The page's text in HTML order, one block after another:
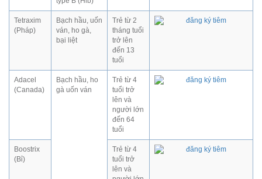
Tetraxim
(Pháp)
Bạch hầu, uốn
ván, ho gà,
bại liệt
Trẻ từ 2
tháng tuổi
trở lên
đến 13
tuổi
Adacel
(Canada)
Bạch hầu, ho
gà uốn ván
Trẻ từ 4
tuổi trở
lên và
người lớn
đến 64
tuổi
Boostrix
(Bỉ)
Trẻ từ 4
tuổi trở
lên và